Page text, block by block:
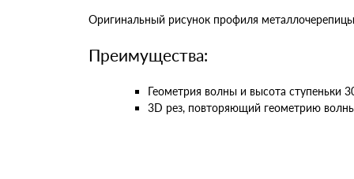
Оригинальный рисунок профиля
Преимущества:
Геометрия волны и высота ступеньки
3D рез, повторяющий геометрию